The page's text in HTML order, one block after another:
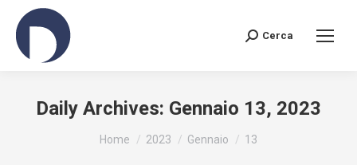
Search:
Cerca
Daily Archives: Gennaio 13, 2023
You are here:
Home 2023 Gennaio 13